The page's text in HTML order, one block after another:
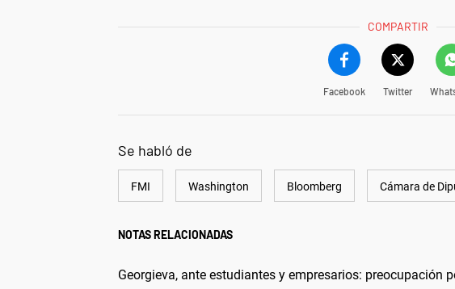
COMPARTIR
Facebook Twitter
Se habló de
FMI Washington Bloomberg Cámara de
NOTAS RELACIONADAS
Georgieva, ante estudiantes y empresarios: preocupación